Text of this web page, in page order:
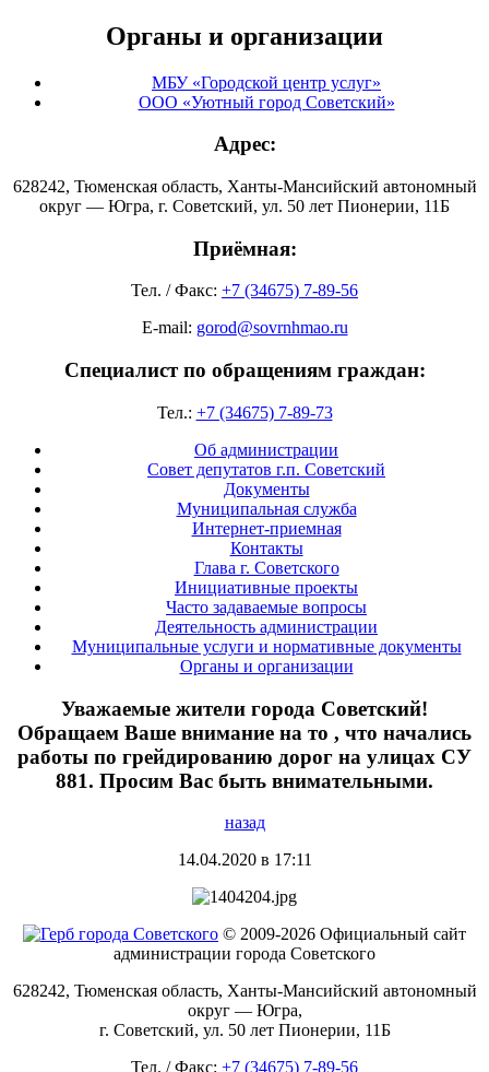
Органы и организации
МБУ «Городской центр услуг»
ООО «Уютный город Советский»
Адрес:
628242, Тюменская область, Ханты-Мансийский автономный
округ — Югра, г. Советский, ул. 50 лет Пионерии, 11Б
Приёмная:
Тел. / Факс: +7 (34675) 7-89-56
E-mail: gorod@sovrnhmao.ru
Специалист по обращениям граждан:
Тел.: +7 (34675) 7-89-73
Об администрации
Совет депутатов г.п. Советский
Документы
Муниципальная служба
Интернет-приемная
Контакты
Глава г. Советского
Инициативные проекты
Часто задаваемые вопросы
Деятельность администрации
Муниципальные услуги и нормативные документы
Органы и организации
Уважаемые жители города Советский!
Обращаем Ваше внимание на то , что начались
работы по грейдированию дорог на улицах СУ
881. Просим Вас быть внимательными.
назад
14.04.2020 в 17:11
© 2009-2026 Официальный сайт
администрации города Советского
628242, Тюменская область, Ханты-Мансийский автономный
округ — Югра,
г. Советский, ул. 50 лет Пионерии, 11Б
Тел. / Факс: +7 (34675) 7-89-56